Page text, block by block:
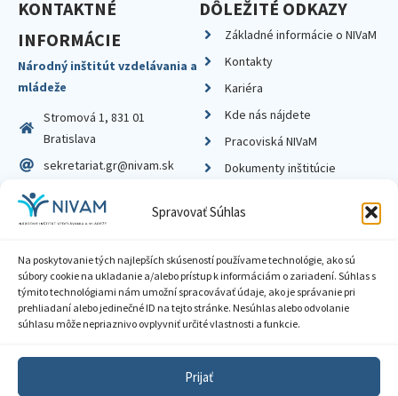
Spravovať Súhlas
Na poskytovanie tých najlepších skúseností používame technológie, ako sú
súbory cookie na ukladanie a/alebo prístup k informáciám o zariadení. Súhlas s
týmito technológiami nám umožní spracovávať údaje, ako je správanie pri
prehliadaní alebo jedinečné ID na tejto stránke. Nesúhlas alebo odvolanie
súhlasu môže nepriaznivo ovplyvniť určité vlastnosti a funkcie.
Prijať
KONTAKTNÉ
INFORMÁCIE
Národný inštitút vzdelávania a
mládeže
Stromová 1, 831 01
Bratislava
sekretariat.gr@nivam.sk
IČO: 00164348
DIČ: 2020798714
DÔLEŽITÉ ODKAZY
Základné informácie o NIVaM
Kontakty
Kariéra
Kde nás nájdete
Pracoviská NIVaM
Dokumenty inštitúcie
Zásady ochrany súkromia
Sprístupnenie informácií